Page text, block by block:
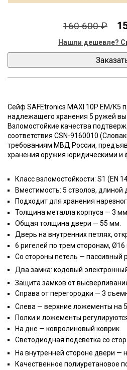
160 600 ₽
Нашли дешевле?
Сейф SAFEtronics MAXI 10P EM/K5
надлежащего хранения 5 ружей
Взломостойкие качества
соответствия CSN-9160010
требованиям МВД России,
хранения оружия юридическими и
Класс взломостойкости: S1 (EN
Вместимость: 5 стволов, длиной
Подходит для хранения
Толщина металла корпуса — 3 мм.
Общая толщина двери — 55 мм.
Дверь на внутренних петлях,
6 ригелей по трем сторонам, Ø16
Со стороны петель — пассивный
Два замка: кодовый
Защита замков от
Справа от перегородки — 3
Слева — верхние ложементы на
Полки и ложементы
На дне — ковролиновый коврик.
Светодиодная подсветка со
На внутренней стороне двери —
Качественное полиуретановое